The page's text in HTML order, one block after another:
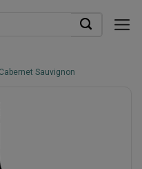
Sauvignon